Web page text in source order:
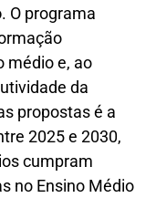
. O programa
médio e, ao
da
propostas é a
2025 e 2030,
cumpram
no Ensino Médio